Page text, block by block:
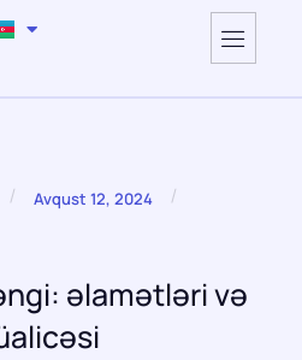
/ Avqust 12, 2024 /
əlamətləri və